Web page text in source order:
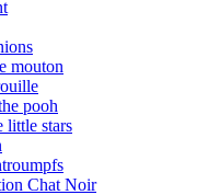
mouton
pooh
little stars
Chat Noir